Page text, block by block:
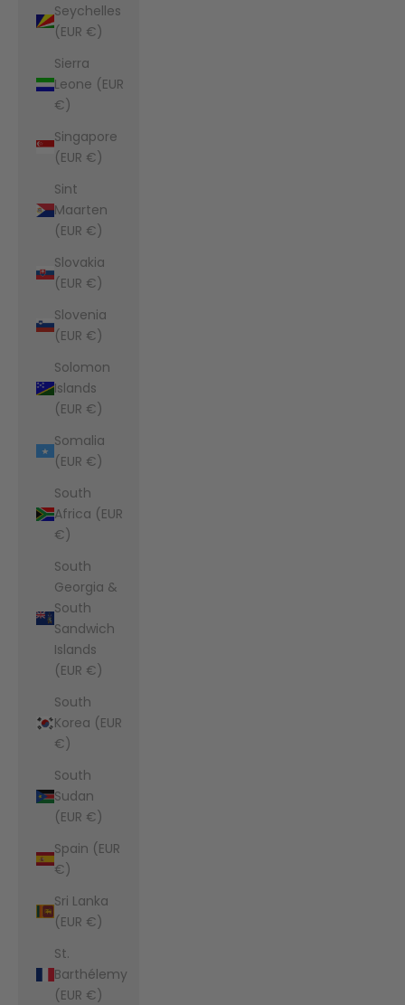
Seychelles
(EUR €)
Sierra
Leone (EUR
€)
Singapore
(EUR €)
Sint
Maarten
(EUR €)
Slovakia
(EUR €)
Slovenia
(EUR €)
Solomon
Islands
(EUR €)
Somalia
(EUR €)
South
Africa (EUR
€)
South
Georgia &
South
Sandwich
Islands
(EUR €)
South
Korea (EUR
€)
South
Sudan
(EUR €)
Spain (EUR
€)
Sri Lanka
(EUR €)
St.
Barthélemy
(EUR €)